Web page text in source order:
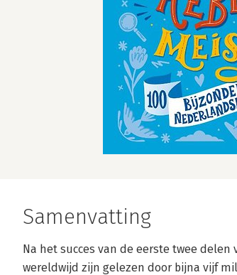
Samenvatting
Na het succes van de eerste twee
wereldwijd zijn gelezen door bijna vijf